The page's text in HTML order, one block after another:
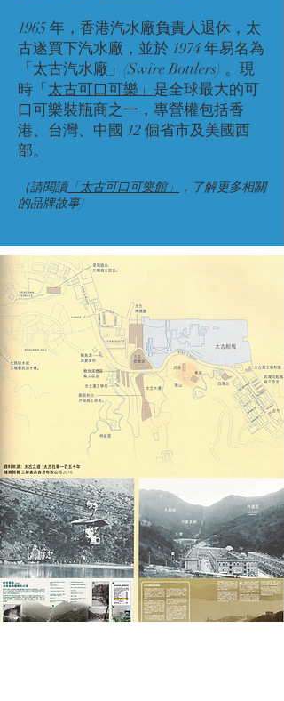
1965 年，香港汽水廠負責人退休，太
古遂買下汽水廠，並於 1974 年易名為
「太古汽水廠」(Swire Bottlers) 。現
時「 太古可口可樂」 是全球最大的可
口可樂裝瓶商之一，專營權包括香
港、台灣、中國 12 個省市及美國西
部。
（請閱讀「太古可口可樂館」
，了解更多相關
的品牌故事)